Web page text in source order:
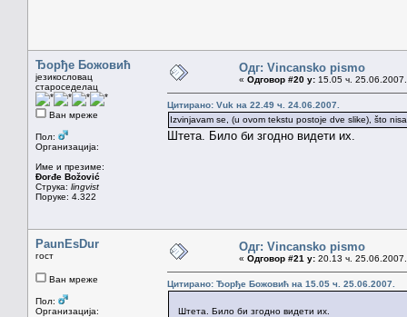
Ђорђе Божовић
језикословац
староседелац
Ван мреже
Пол:
Организација:
Име и презиме:
Đorđe Božović
Струка: lingvist
Поруке: 4.322
Одг: Vincansko pismo
« Одговор #20 у: 15.05 ч.
Цитирано: Vuk на 22.49 ч. 24.06.2007.
Izvinjavam se, (u ovom tekstu postoje dve slike), što
Штета. Било би згодно видети их.
PaunEsDur
гост
Ван мреже
Пол:
Организација:
Одг: Vincansko pismo
« Одговор #21 у: 20.13 ч.
Цитирано: Ђорђе Божовић на 15.05 ч. 25.06.2007.
Штета. Било би згодно видети их.